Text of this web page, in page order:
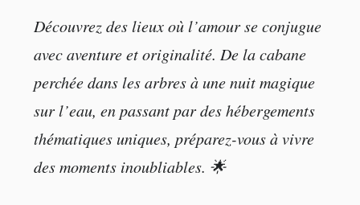
Découvrez des lieux où l’amour se conjugue
avec aventure et originalité. De la cabane
perchée dans les arbres à une nuit magique
sur l’eau, en passant par des hébergements
thématiques uniques, préparez-vous à vivre
des moments inoubliables. 🌟